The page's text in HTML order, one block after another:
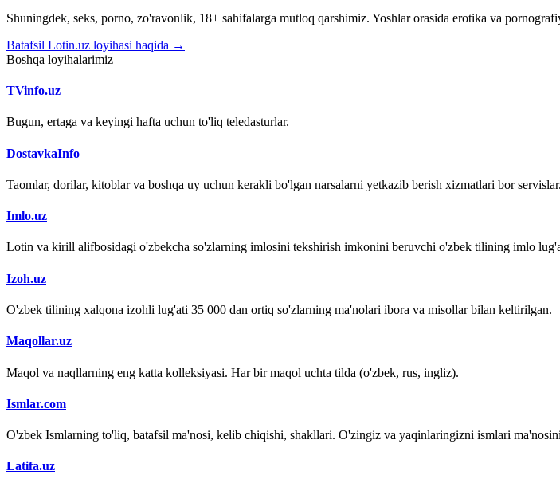
Shuningdek, seks, porno, zo'ravonlik, 18+ sahifalarga mutloq qarshimiz. Yoshlar orasida erotika va
Batafsil Lotin.uz loyihasi haqida →
Boshqa loyihalarimiz
TVinfo.uz
Bugun, ertaga va keyingi hafta uchun to'liq teledasturlar.
DostavkaInfo
Taomlar, dorilar, kitoblar va boshqa uy uchun kerakli bo'lgan narsalarni yetkazib berish xizmatlari bor servislar.
Imlo.uz
Lotin va kirill alifbosidagi o'zbekcha so'zlarning imlosini tekshirish imkonini beruvchi o'zbek tilining imlo
Izoh.uz
O'zbek tilining xalqona izohli lug'ati 35 000 dan ortiq so'zlarning ma'nolari ibora va misollar bilan keltirilgan.
Maqollar.uz
Maqol va naqllarning eng katta kolleksiyasi. Har bir maqol uchta tilda (o'zbek, rus, ingliz).
Ismlar.com
O'zbek Ismlarning to'liq, batafsil ma'nosi, kelib chiqishi, shakllari. O'zingiz va yaqinlaringizni ismlari
Latifa.uz